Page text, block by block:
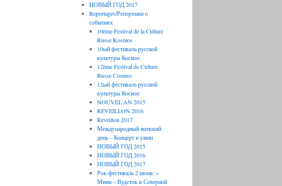
НОВЫЙ ГОД 2017
Reportages/Репортажи о
событиях
10ème Festival de la Culture
Russe Kosmos
10ый фестиваль русской
культуры Космос
12ème Festival de Culture
Russe Cosmos
12ый фестиваль русской
культуры Космос
NOUVEL AN 2015
RÉVEILLON 2016
Réveillon 2017
Международный женский
день – Концерт и ужин
НОВЫЙ ГОД 2015
НОВЫЙ ГОД 2016
НОВЫЙ ГОД 2017
Рок-фестиваль 2 июня: «
Мини – Вудсток в Северной